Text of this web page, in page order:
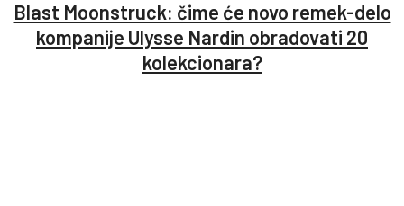
Blast Moonstruck: čime će novo remek-delo
kompanije Ulysse Nardin obradovati 20
kolekcionara?